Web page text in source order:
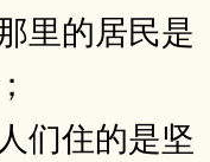
里的居民是
们住的是坚